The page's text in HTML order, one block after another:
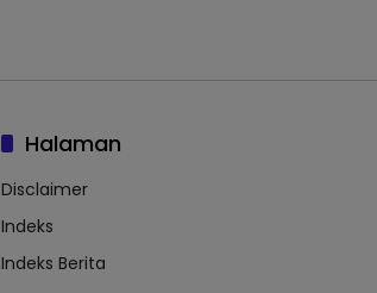
Halaman
Disclaimer
Indeks
Indeks Berita